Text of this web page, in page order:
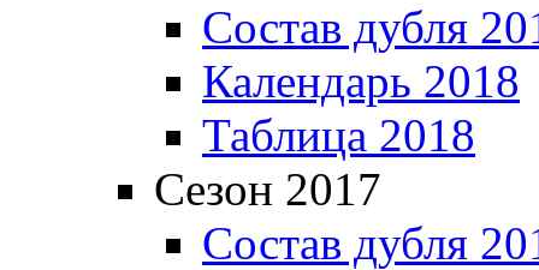
Состав дубля
Календарь 2018
Таблица 2018
Сезон 2017
Состав дубля